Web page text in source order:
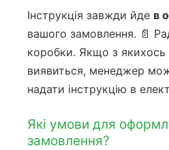
Інструкція завжди йде в
вашого замовлення. 📄
коробки. Якщо з якихось
виявиться, менеджер
надати інструкцію в
Які умови для
замовлення?